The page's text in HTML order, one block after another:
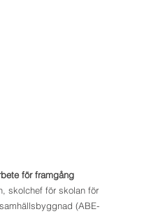
för framgång
skolchef för skolan för
(ABE-